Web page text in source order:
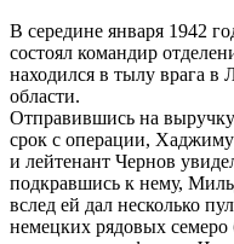
В середине января 1942
состоял командир
находился в тылу врага в
области.
Отправившись на
срок с операции,
и лейтенант Чернов
подкравшись к нему,
вслед ей дал несколько
немецких рядовых